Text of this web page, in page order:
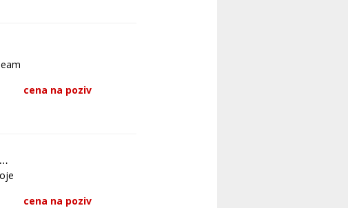
cena na poziv
cena na poziv